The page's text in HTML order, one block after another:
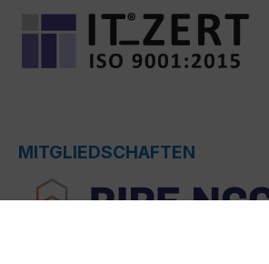
MITGLIEDSCHAFTEN